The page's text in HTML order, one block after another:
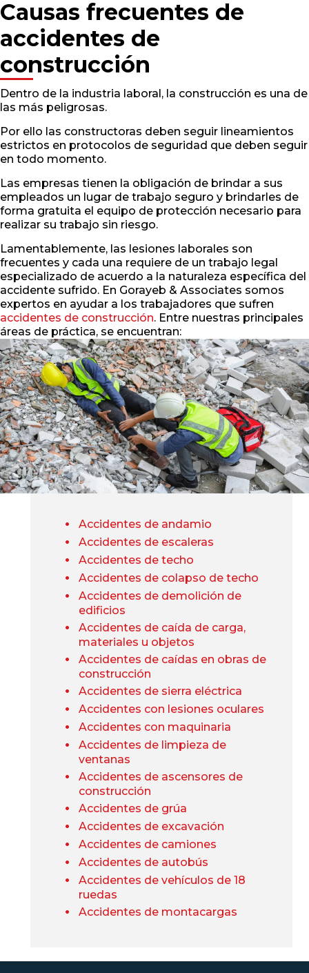
Causas frecuentes de
accidentes de
construcción
Dentro de la industria laboral, la construcción es una de
las más peligrosas.
Por ello las constructoras deben seguir lineamientos
estrictos en protocolos de seguridad que deben seguir
en todo momento.
Las empresas tienen la obligación de brindar a sus
empleados un lugar de trabajo seguro y brindarles de
forma gratuita el equipo de protección necesario para
realizar su trabajo sin riesgo.
Lamentablemente, las lesiones laborales son
frecuentes y cada una requiere de un trabajo legal
especializado de acuerdo a la naturaleza específica del
accidente sufrido. En Gorayeb & Associates somos
expertos en ayudar a los trabajadores que sufren
accidentes de construcción. Entre nuestras principales
áreas de práctica, se encuentran:
Accidentes de andamio
Accidentes de escaleras
Accidentes de techo
Accidentes de colapso de techo
Accidentes de demolición de
edificios
Accidentes de caída de carga,
materiales u objetos
Accidentes de caídas en obras de
construcción
Accidentes de sierra eléctrica
Accidentes con lesiones oculares
Accidentes con maquinaria
Accidentes de limpieza de
ventanas
Accidentes de ascensores de
construcción
Accidentes de grúa
Accidentes de excavación
Accidentes de camiones
Accidentes de autobús
Accidentes de vehículos de 18
ruedas
Accidentes de montacargas